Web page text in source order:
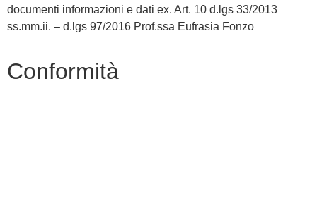
documenti informazioni e dati ex. Art. 10 d.lgs 33/2013
ss.mm.ii. – d.lgs 97/2016 Prof.ssa Eufrasia Fonzo
Conformità